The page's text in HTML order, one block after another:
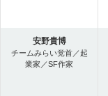
安野貴博
チームみらい党首／起
業家／SF作家